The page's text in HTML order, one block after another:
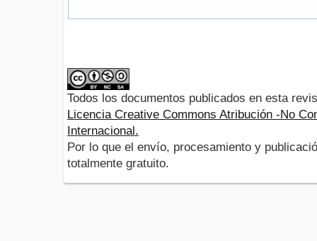
Todos los documentos publicados en esta
Licencia Creative Commons Atribución -No
Internacional.
Por lo que el envío, procesamiento y
totalmente gratuito.